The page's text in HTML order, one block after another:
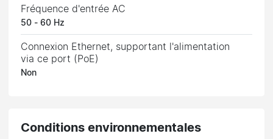
Fréquence d'entrée AC
50 - 60 Hz
Connexion Ethernet, supportant l'alimentation
via ce port (PoE)
Non
Conditions environnementales